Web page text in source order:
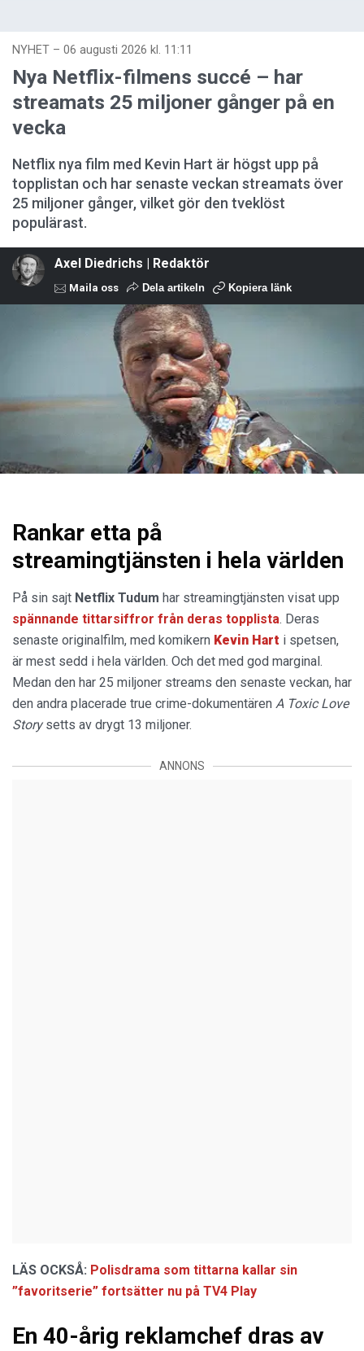
NYHET – 06 augusti 2026 kl. 11:11
Nya Netflix-filmens succé – har
streamats 25 miljoner gånger på en
vecka
Netflix nya film med Kevin Hart är högst upp på
topplistan och har senaste veckan streamats över
25 miljoner gånger, vilket gör den tveklöst
populärast.
Axel Diedrichs | Redaktör
Maila oss Dela artikeln Kopiera länk
Rankar etta på
streamingtjänsten i hela världen
På sin sajt Netflix Tudum har streamingtjänsten visat upp
spännande tittarsiffror från deras topplista. Deras
senaste originalfilm, med komikern Kevin Hart i spetsen,
är mest sedd i hela världen. Och det med god marginal.
Medan den har 25 miljoner streams den senaste veckan, har
den andra placerade true crime-dokumentären A Toxic Love
Storysetts av drygt 13 miljoner.
ANNONS
LÄS OCKSÅ: Polisdrama som tittarna kallar sin
”favoritserie” fortsätter nu på TV4 Play
En 40-årig reklamchef dras av